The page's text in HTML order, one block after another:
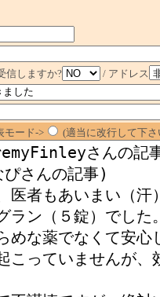
信しますか?
/ アドレス
ード-> (適当に改行して下